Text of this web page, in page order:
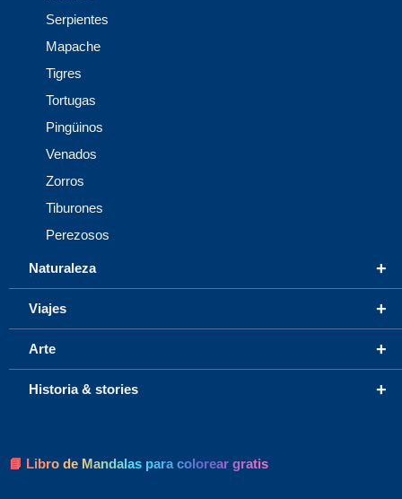
Serpientes
Mapache
Tigres
Tortugas
Pingüinos
Venados
Zorros
Tiburones
Perezosos
+
Naturaleza
+
Viajes
+
Arte
+
Historia & stories
📘 Libro de Mandalas para colorear gratis